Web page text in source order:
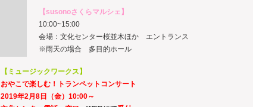
【susonoさくらマルシェ】
10:00~15:00
会場：文化センター桜並木ほか エントランス
※雨天の場合 多目的ホール
【ミュージックワークス】
おやこで楽しむ！トランペットコンサート
2019年2月8日（金）10:00～